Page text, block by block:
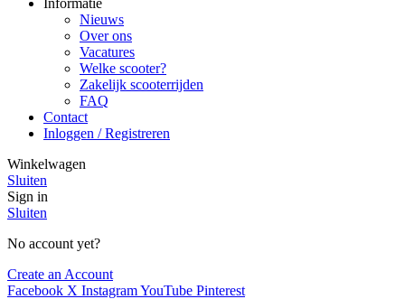
Nieuws
Over ons
Vacatures
Welke scooter?
Zakelijk scooterrijden
FAQ
Contact
Inloggen / Registreren
Winkelwagen
Sluiten
Sign in
Sluiten
No account yet?
Create an Account
Facebook X InstagramYouTube Pinterest